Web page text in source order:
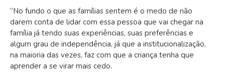
“No fundo o que as famílias sentem é o medo de não
darem conta de lidar com essa pessoa que vai chegar na
família já tendo suas experiências, suas preferências e
algum grau de independência, já que a institucionalização,
na maioria das vezes, faz com que a criança tenha que
aprender a se virar mais cedo.